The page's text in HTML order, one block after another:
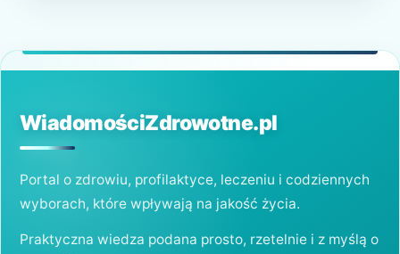
metody. Naturalna pielęgnacja, cierpliwość
PO
KROKU
WiadomościZdrowotne.pl
Portal o zdrowiu, profilaktyce, leczeniu i codziennych
wyborach, które wpływają na jakość życia.
Praktyczna wiedza podana prosto, rzetelnie i z myślą o